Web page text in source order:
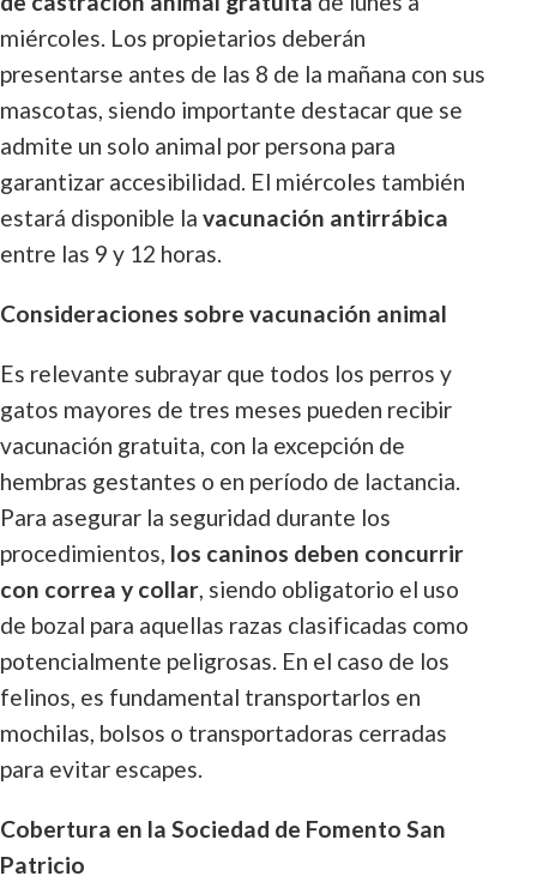
miércoles. Los propietarios deberán
presentarse antes de las 8 de la mañana con sus
mascotas, siendo importante destacar que se
admite un solo animal por persona para
garantizar accesibilidad. El miércoles también
estará disponible la vacunación antirrábica
entre las 9 y 12 horas.
Consideraciones sobre vacunación animal
Es relevante subrayar que todos los perros y
gatos mayores de tres meses pueden recibir
vacunación gratuita, con la excepción de
hembras gestantes o en período de lactancia.
Para asegurar la seguridad durante los
procedimientos, los caninos deben concurrir
con correa y collar, siendo obligatorio el uso
de bozal para aquellas razas clasificadas como
potencialmente peligrosas. En el caso de los
felinos, es fundamental transportarlos en
mochilas, bolsos o transportadoras cerradas
para evitar escapes.
Cobertura en la Sociedad de Fomento San
Patricio